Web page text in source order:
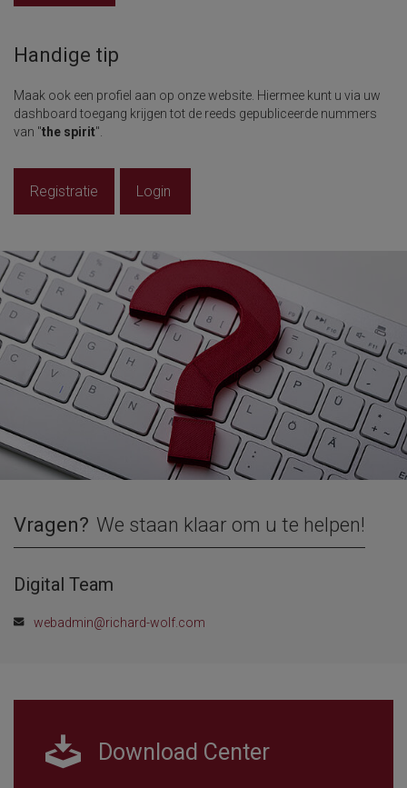
Handige tip
Maak ook een profiel aan op onze website. Hiermee kunt u via uw
dashboard toegang krijgen tot de reeds gepubliceerde nummers
van "the spirit".
Registratie Login
Vragen? We staan klaar om u te helpen!
Digital Team
webadmin@richard-wolf.com
Download Center